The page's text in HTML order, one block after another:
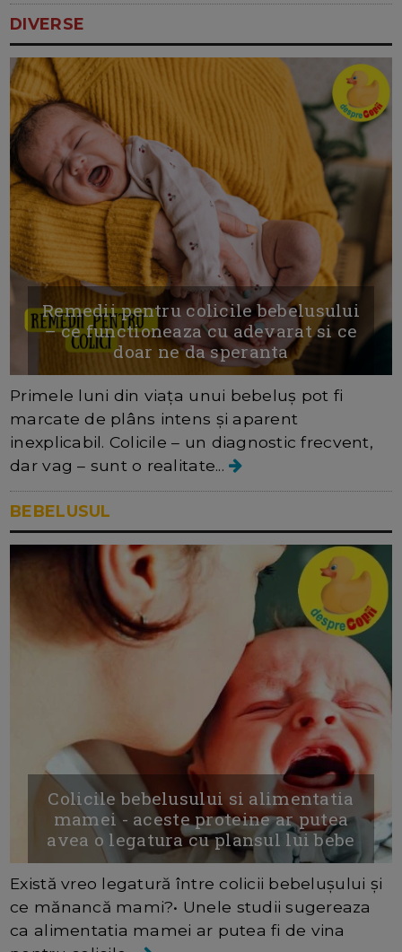
DIVERSE
Remedii pentru colicile bebelusului
– ce functioneaza cu adevarat si ce
doar ne da speranta
Primele luni din viața unui bebeluș pot fi
marcate de plâns intens și aparent
inexplicabil. Colicile – un diagnostic frecvent,
dar vag – sunt o realitate...
BEBELUSUL
Colicile bebelusului si alimentatia
mamei - aceste proteine ar putea
avea o legatura cu plansul lui bebe
Există vreo legatură între colicii bebelușului și
ce mănancă mami?• Unele studii sugereaza
ca alimentatia mamei ar putea fi de vina